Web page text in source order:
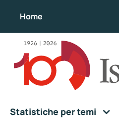
Home
Statistiche per temi